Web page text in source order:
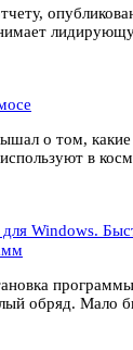
о том,
в
Windows.
обряд. Мало